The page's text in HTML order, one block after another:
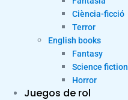
Ciència-ficció
Terror
English books
Fantasy
Science fiction
Horror
Juegos de rol